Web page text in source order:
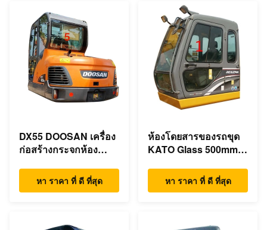
DX55 DOOSAN เครื่อง
ก่อสร้างกระจกห้อง
ตำแหน่ง NO.5
หา ราคา ที่ ดี ที่สุด
ห้องโดยสารของรถขุด
KATO Glass 500mm
NO.1หา ราคา ที่ ดี ที่สุด